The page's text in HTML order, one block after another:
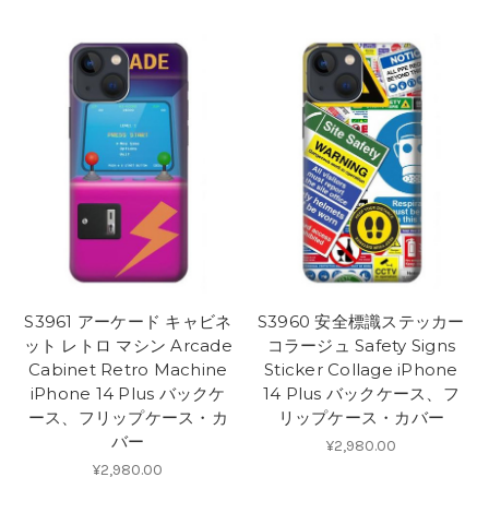
S3961 アーケード キャビネ
ット レトロ マシン Arcade
Cabinet Retro Machine
iPhone 14 Plus バックケ
ース、フリップケース・カ
バー
¥2,980.00
S3960 安全標識ステッカー
コラージュ Safety Signs
Sticker Collage iPhone
14 Plus バックケース、フ
リップケース・カバー
¥2,980.00